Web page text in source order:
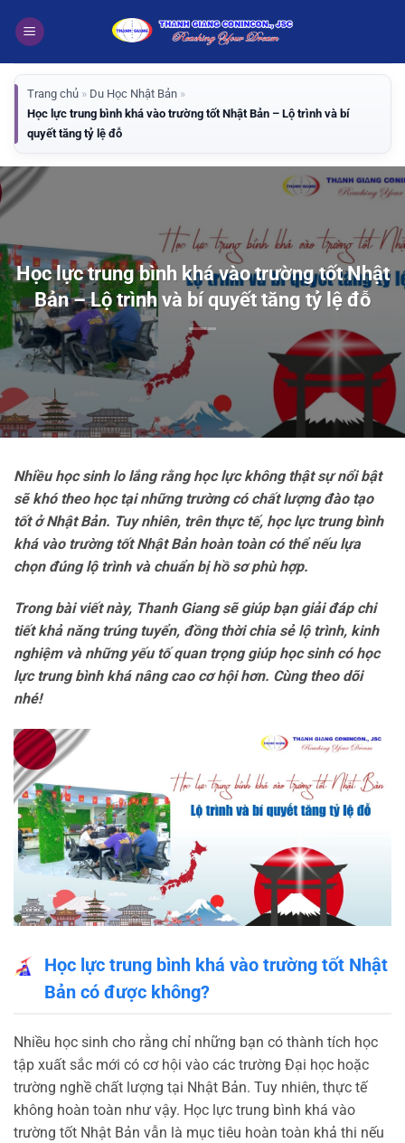
qua
dung
Trang chủ » Du Học Nhật Bản »
Học lực trung bình khá vào trường tốt Nhật Bản – Lộ trình và bí
quyết tăng tỷ lệ đỗ
Học lực trung bình khá vào trường tốt Nhật
Bản – Lộ trình và bí quyết tăng tỷ lệ đỗ
Nhiều học sinh lo lắng rằng học lực không thật sự nổi bật
sẽ khó theo học tại những trường có chất lượng đào tạo
tốt ở Nhật Bản. Tuy nhiên, trên thực tế, học lực trung bình
khá vào trường tốt Nhật Bản hoàn toàn có thể nếu lựa
chọn đúng lộ trình và chuẩn bị hồ sơ phù hợp.
Trong bài viết này, Thanh Giang sẽ giúp bạn giải đáp chi
tiết khả năng trúng tuyển, đồng thời chia sẻ lộ trình, kinh
nghiệm và những yếu tố quan trọng giúp học sinh có học
lực trung bình khá nâng cao cơ hội hơn. Cùng theo dõi
nhé!
Học lực trung bình khá vào trường tốt Nhật
Bản có được không?
Nhiều học sinh cho rằng chỉ những bạn có thành tích học
tập xuất sắc mới có cơ hội vào các trường Đại học hoặc
trường nghề chất lượng tại Nhật Bản. Tuy nhiên, thực tế
không hoàn toàn như vậy. Học lực trung bình khá vào
trường tốt Nhật Bản vẫn là mục tiêu hoàn toàn khả thi nếu